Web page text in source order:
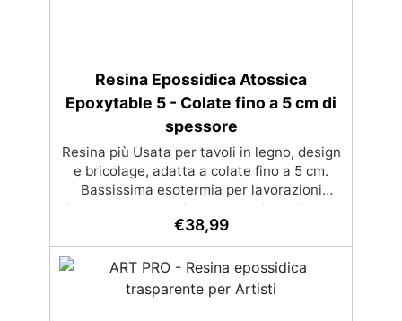
Resina Epossidica Atossica
Epoxytable 5 - Colate fino a 5 cm di
spessore
Resina più Usata per tavoli in legno, design
e bricolage, adatta a colate fino a 5 cm.
Bassissima esotermia per lavorazioni
sicure e senza surriscaldamenti. Resistente
a graffi e ingiallimento grazie ai filtri UV e
all'alta qualità meccanica. Bassa viscosità
per eliminare bolle d'aria e ottenere finiture
lisce. Sicura, atossica, BPA/VOC free e
certificata per il contatto prolungato con la
€38,99